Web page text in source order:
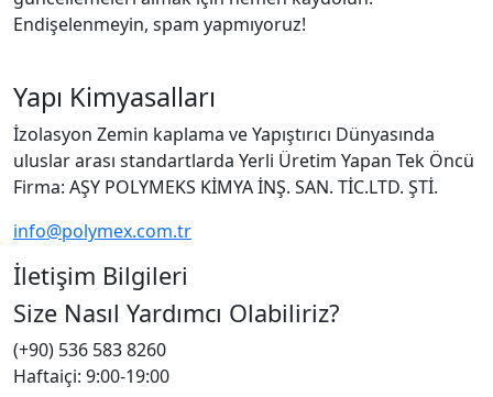
Endişelenmeyin, spam yapmıyoruz!
Yapı Kimyasalları
İzolasyon Zemin kaplama ve Yapıştırıcı Dünyasında
uluslar arası standartlarda Yerli Üretim Yapan Tek Öncü
Firma: AŞY POLYMEKS KİMYA İNŞ. SAN. TİC.LTD. ŞTİ.
info@polymex.com.tr
İletişim Bilgileri
Size Nasıl Yardımcı Olabiliriz?
(+90) 536 583 8260
Haftaiçi: 9:00-19:00